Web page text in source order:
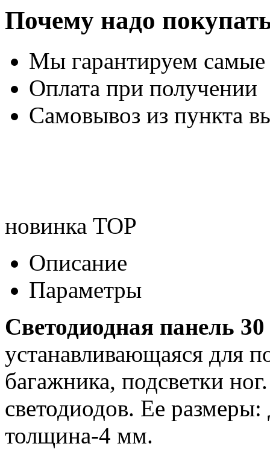
Почему надо
Мы гарантируем
Оплата при получении
Самовывоз из пункта
новинка TOP
Описание
Параметры
Светодиодная панель
устанавливающаяся для
багажника, подсветки
светодиодов. Ее
толщина-4 мм.